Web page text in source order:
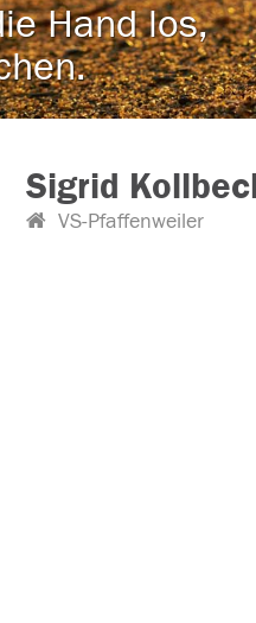
Hand los,
Sigrid
VS-Pfaffenweiler